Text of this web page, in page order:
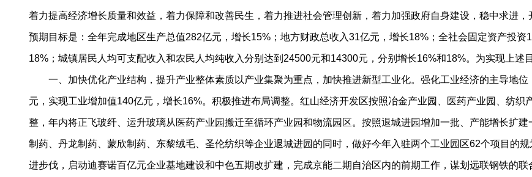
着力提高经济增长质量和效益，着力保障和改善民生，着力推进社会管理创新，着力加强政府自身建设，稳中求进
预期目标是：全年完成地区生产总值282亿元，增长15%；地方财政总收入31亿元，增长18%；全社会固定资产投
18%；城镇居民人均可支配收入和农民人均纯收入分别达到24500元和14300元，分别增长16%和18%。为实现上述
一、加快优化产业结构，提升产业整体素质以产业集聚为重点，加快推进新型工业化。强化工业经济的主导地位
元，实现工业增加值140亿元，增长16%。积极推进布局调整。红山经济开发区按照冶金产业园、医药产业园、纺
整，年内将正飞玻纤、运升玻璃从医药产业园搬迁至循环产业园和物流园区。按照退城进园增加一批、产能增长扩
制药、丹龙制药、蒙欣制药、东黎绒毛、圣伦纺织等企业退城进园的同时，做好今年入驻两个工业园区62个项目的
进步伐，启动迪赛诺百亿元企业基地建设和中色五期改扩建，完成京能二期自治区内的前期工作，谋划远联钢铁的